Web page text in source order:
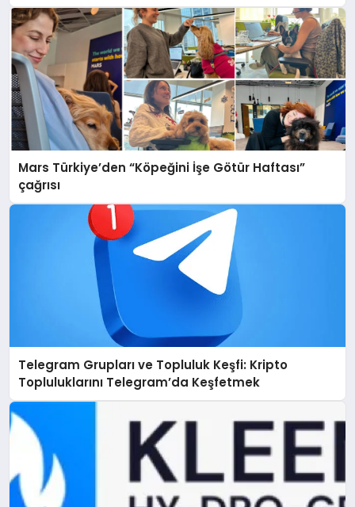
Mars Türkiye’den “Köpeğini İşe Götür Haftası”
çağrısı
Telegram Grupları ve Topluluk Keşfi: Kripto
Topluluklarını Telegram’da Keşfetmek